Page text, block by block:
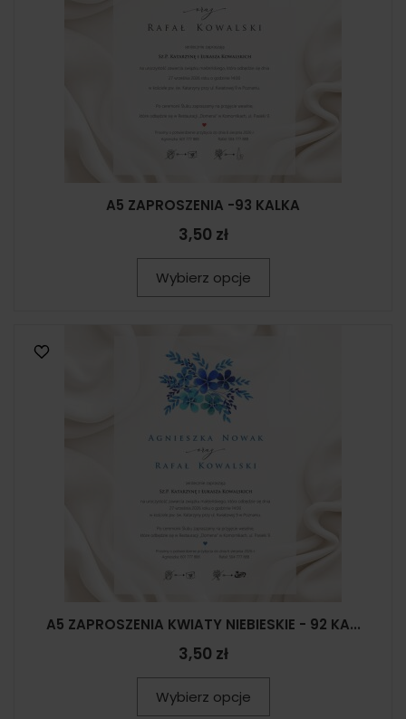
A5 ZAPROSZENIA -93 KALKA
3,50 zł
Wybierz opcje
A5 ZAPROSZENIA KWIATY NIEBIESKIE - 92 KA...
3,50 zł
Wybierz opcje